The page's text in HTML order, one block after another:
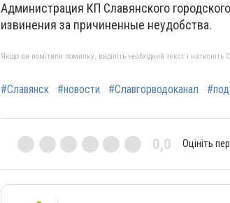
Администрация КП Славянского
извинения за причиненные неудобства.
Якщо ви помітили помилку, виділіть необхідний текст і
#Славянск #новости #Славгорводоканал
0,0 Оцініть